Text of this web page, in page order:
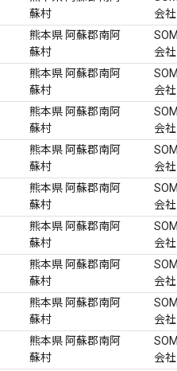
蘇村
会社
熊本県 阿蘇郡南阿
蘇村
会社
熊本県 阿蘇郡南阿
蘇村
会社
熊本県 阿蘇郡南阿
蘇村
会社
熊本県 阿蘇郡南阿
蘇村
会社
熊本県 阿蘇郡南阿
蘇村
会社
熊本県 阿蘇郡南阿
蘇村
会社
熊本県 阿蘇郡南阿
蘇村
会社
熊本県 阿蘇郡南阿
蘇村
会社
熊本県 阿蘇郡南阿
蘇村
会社